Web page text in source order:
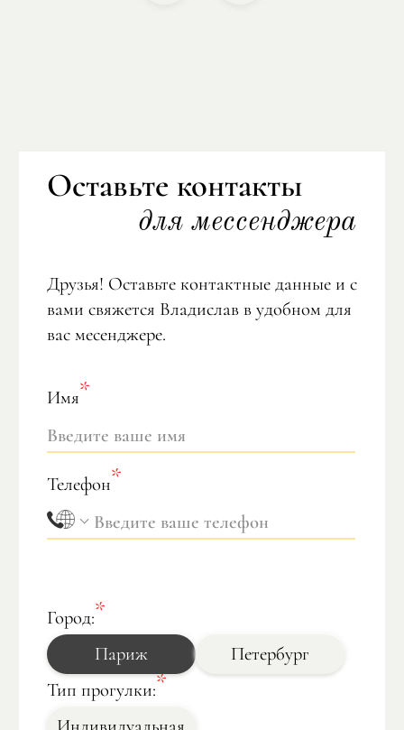
Оставьте контакты
для мессенджера
Друзья! Оставьте контактные данные и с
вами свяжется Владислав в удобном для
вас месенджере.
Имя
Телефон
Город:
Париж
Петербург
Тип прогулки: